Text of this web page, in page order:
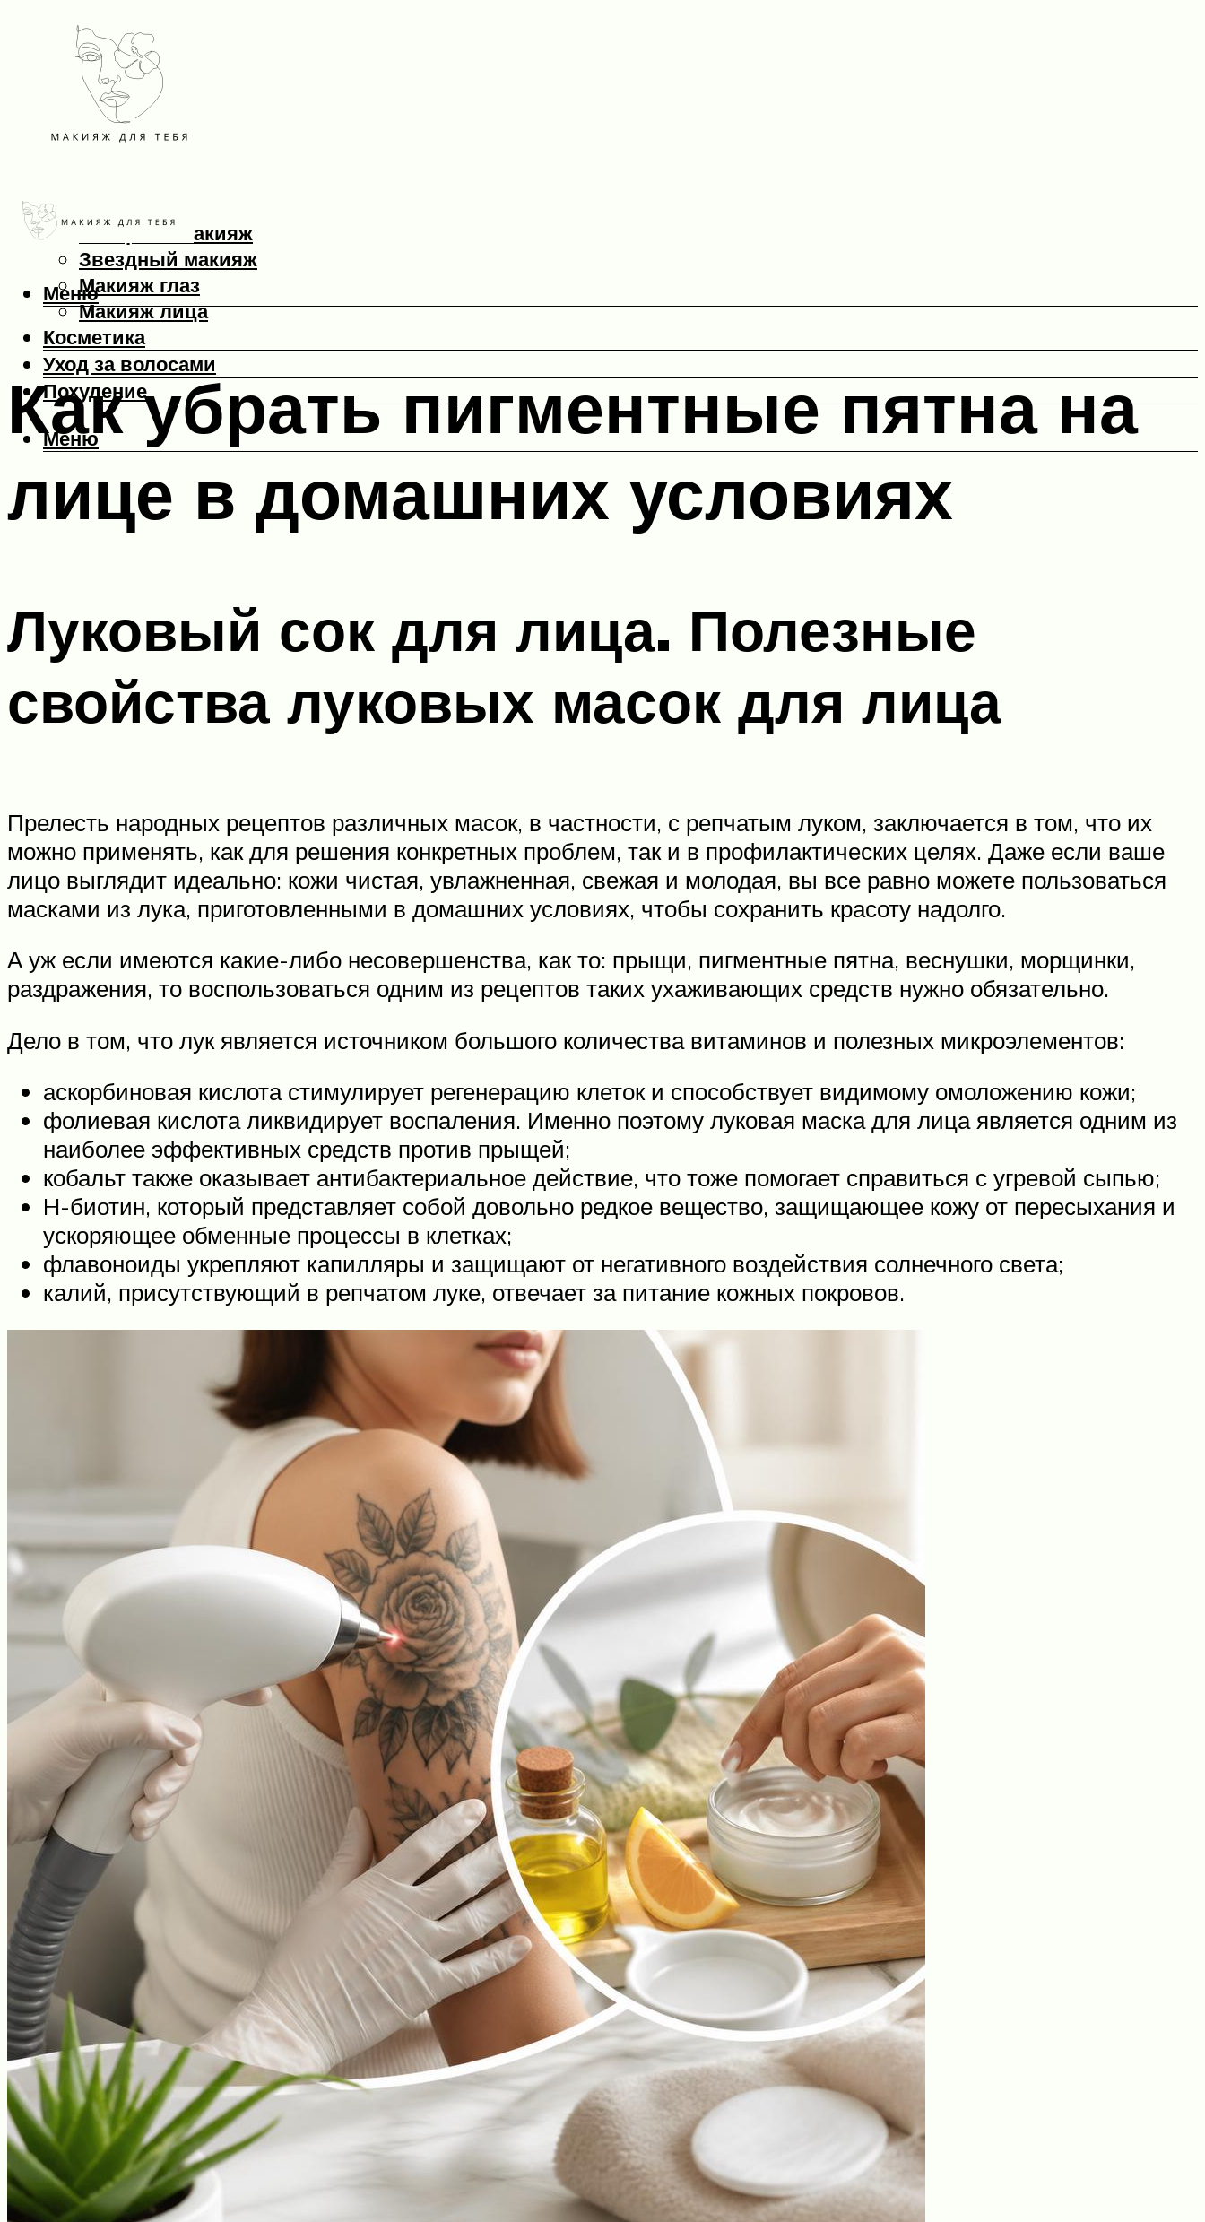
Макияж
Вечерний макияж
Звездный макияж
Макияж глаз
Макияж лица
Косметика
Уход за волосами
Похудение
Меню
Меню
Как убрать пигментные пятна на
лице в домашних условиях
Луковый сок для лица. Полезные
свойства луковых масок для лица
Прелесть народных рецептов различных масок, в частности, с репчатым луком, заключается в том, что их
можно применять, как для решения конкретных проблем, так и в профилактических целях. Даже если ваше
лицо выглядит идеально: кожи чистая, увлажненная, свежая и молодая, вы все равно можете пользоваться
масками из лука, приготовленными в домашних условиях, чтобы сохранить красоту надолго.
А уж если имеются какие-либо несовершенства, как то: прыщи, пигментные пятна, веснушки, морщинки,
раздражения, то воспользоваться одним из рецептов таких ухаживающих средств нужно обязательно.
Дело в том, что лук является источником большого количества витаминов и полезных микроэлементов:
аскорбиновая кислота стимулирует регенерацию клеток и способствует видимому омоложению кожи;
фолиевая кислота ликвидирует воспаления. Именно поэтому луковая маска для лица является одним из
наиболее эффективных средств против прыщей;
кобальт также оказывает антибактериальное действие, что тоже помогает справиться с угревой сыпью;
H-биотин, который представляет собой довольно редкое вещество, защищающее кожу от пересыхания и
ускоряющее обменные процессы в клетках;
флавоноиды укрепляют капилляры и защищают от негативного воздействия солнечного света;
калий, присутствующий в репчатом луке, отвечает за питание кожных покровов.